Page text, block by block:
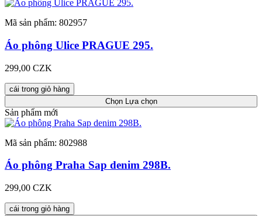
Mã sản phẩm: 802957
Áo phông Ulice PRAGUE 295.
299,00 CZK
cái trong giỏ hàng
ChọnLựa chọn
Sản phẩm mới
Mã sản phẩm: 802988
Áo phông Praha Sap denim 298B.
299,00 CZK
cái trong giỏ hàng